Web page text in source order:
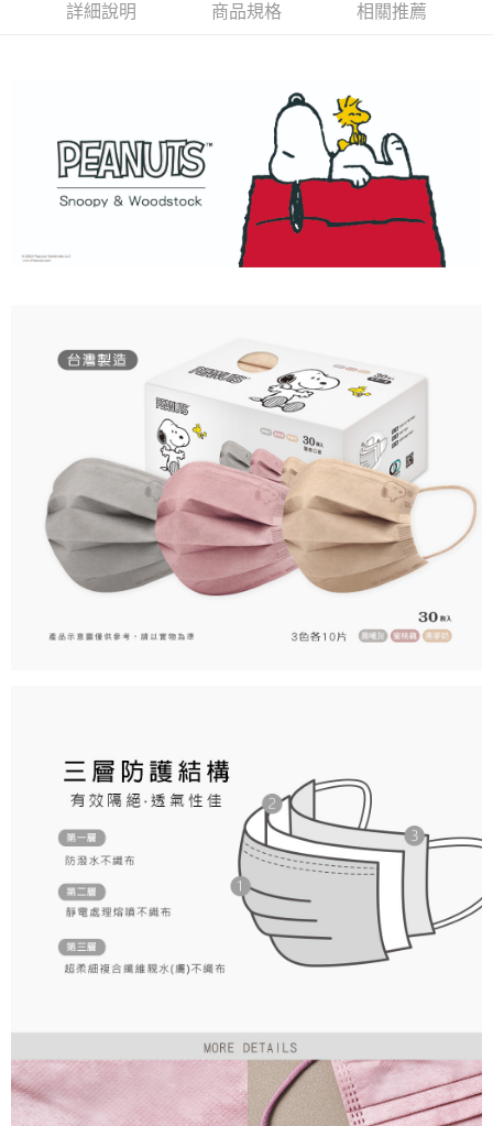
付款後全家取貨
每筆NT$80，滿NT$899(含以上)免運費
付款後7-11取貨
每筆NT$80，滿NT$859(含以上)免運費
每筆NT$85，滿NT$859(含以上)免運費
詳細說明 商品規格 相關推薦